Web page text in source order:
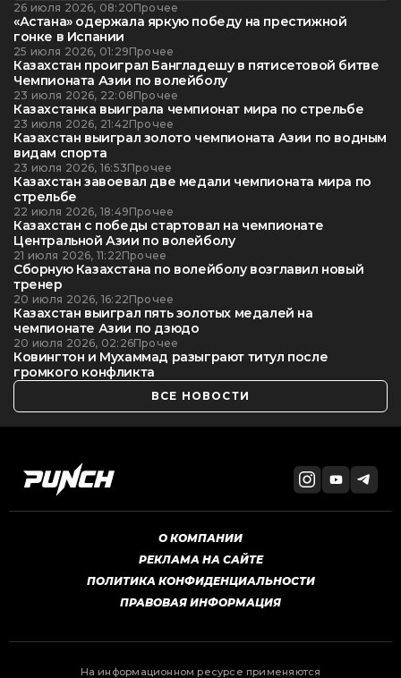
26 июля 2026, 08:20Прочее
«Астана» одержала яркую победу на престижной
гонке в Испании
25 июля 2026, 01:29Прочее
Казахстан проиграл Бангладешу в пятисетовой битве
Чемпионата Азии по волейболу
23 июля 2026, 22:08Прочее
Казахстанка выиграла чемпионат мира по стрельбе
23 июля 2026, 21:42Прочее
Казахстан выиграл золото чемпионата Азии по водным
видам спорта
23 июля 2026, 16:53Прочее
Казахстан завоевал две медали чемпионата мира по
стрельбе
22 июля 2026, 18:49Прочее
Казахстан с победы стартовал на чемпионате
Центральной Азии по волейболу
21 июля 2026, 11:22Прочее
Сборную Казахстана по волейболу возглавил новый
тренер
20 июля 2026, 16:22Прочее
Казахстан выиграл пять золотых медалей на
чемпионате Азии по дзюдо
20 июля 2026, 02:26Прочее
Ковингтон и Мухаммад разыграют титул после
громкого конфликта
ВСЕ НОВОСТИ
О КОМПАНИИ
РЕКЛАМА НА САЙТЕ
ПОЛИТИКА КОНФИДЕНЦИАЛЬНОСТИ
ПРАВОВАЯ ИНФОРМАЦИЯ
На информационном ресурсе применяются